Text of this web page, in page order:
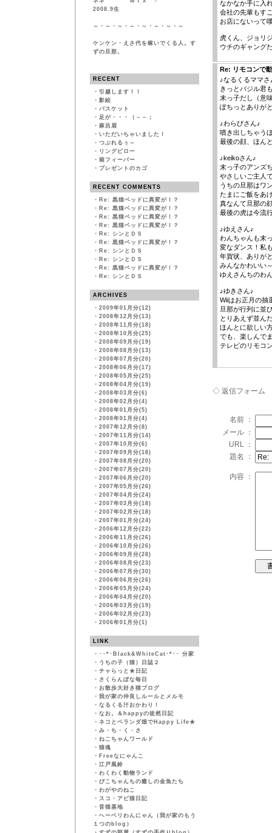
2008.9生
～・～・～・～・～・～・～・～
ケンケン・えさ代を稼いでくる人。す
ずの旦那。
RECENT
・ 引越します！！
・ 影絵
・ バスケット
・ 足が・・・（－－；
・ 麻呂眉
・ いただいちゃいました！
・ つぶれるぅ～
・ リングピロー
・ 箱フィーバー
・ プレゼントのカゴ
RECENT COMMENTS
・ Re: 黒猫ベッドに異変が！？
・ Re: 黒猫ベッドに異変が！？
・ Re: 黒猫ベッドに異変が！？
・ Re: 黒猫ベッドに異変が！？
・ Re: シンとＤＳ
・ Re: 黒猫ベッドに異変が！？
・ Re: シンとＤＳ
・ Re: シンとＤＳ
・ Re: 黒猫ベッドに異変が！？
・ Re: シンとＤＳ
ARCHIVES
・ 2009年01月分(12)
・ 2008年12月分(13)
・ 2008年11月分(18)
・ 2008年10月分(25)
・ 2008年09月分(19)
・ 2008年08月分(13)
・ 2008年07月分(20)
・ 2008年06月分(17)
・ 2008年05月分(25)
・ 2008年04月分(19)
・ 2008年03月分(6)
・ 2008年02月分(4)
・ 2008年01月分(5)
・ 2008年01月分(4)
・ 2007年12月分(8)
・ 2007年11月分(14)
・ 2007年10月分(6)
・ 2007年09月分(18)
・ 2007年08月分(20)
・ 2007年07月分(20)
・ 2007年06月分(20)
・ 2007年05月分(26)
・ 2007年04月分(24)
・ 2007年03月分(18)
・ 2007年02月分(18)
・ 2007年01月分(24)
・ 2006年12月分(22)
・ 2006年11月分(26)
・ 2006年10月分(26)
・ 2006年09月分(28)
・ 2006年08月分(23)
・ 2006年07月分(30)
・ 2006年06月分(26)
・ 2006年05月分(24)
・ 2006年04月分(20)
・ 2006年03月分(19)
・ 2006年02月分(23)
・ 2006年01月分(1)
LINK
・ ･･*･Black&WhiteCat･*･･ 分家
・ うちの子（猫）日誌２
・ チャらっと★日記
・ さくらんぼな毎日
・ お散歩大好き猫ブログ
・ 我が家の仲良しルールとメルモ
・ なるくる汁おかわり！
・ なお。＆happyの徒然日記
・ ネコとベランダ畑でHappy Life★
・ み・ち・く・さ
・ ねこちゃんワールド
・ 猫魂
・ Freeなにゃんこ
・ 江戸風鈴
・ わくわく動物ランド
・ ぴこちゃんちの癒しの金魚たち
・ わがやのねこ
・ スコ・アビ猫日記
・ 音猫基地
・ ヘーベリわんにゃん（我が家のもう
１つのblog）
なかなか手に入
会社の先輩もす
お店にないって
虎くん、ジョリ
ウチのギャング
Re: リモコンで
♪なるくるママさ
きっとバジル君
末っ子だし（意
ぽちっとありが
♪わらびさん♪
噴き出しちゃう
最後の顔、ほん
♪keikoさん♪
末っ子のアンズ
やさしいご主人
うちの旦那はワ
たまにご飯をあ
真なんて旦那の
最後の虎は今流
♪ゆえさん♪
わんちゃんも末
変なダンス！私
年賀状、ありが
みんなかわいい
ゆえさんちのわ
♪ゆきさん♪
Wiiはお正月の抽
旦那が行列に並
とりあえず並ん
ほんとに欲しい
でも、楽しんで
テレビのリモコ
◇ 返信フォーム
名前 ：
メール ：
URL ：
題名 ：
内容 ：